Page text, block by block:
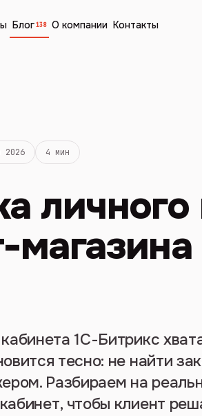
Блог 138 О компании Контакты
2026 4 мин
личного
1С-Битрикс
тесно: не найти
Разбираем на
чтобы клиент